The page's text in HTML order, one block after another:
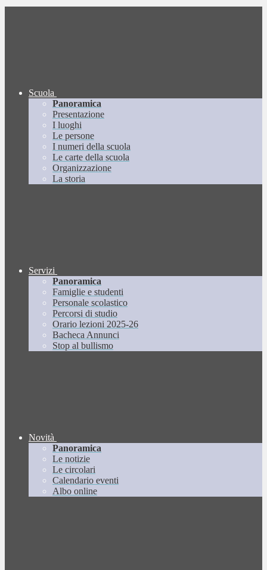
Scuola
Panoramica
Presentazione
I luoghi
Le persone
I numeri della scuola
Le carte della scuola
Organizzazione
La storia
Servizi
Panoramica
Famiglie e studenti
Personale scolastico
Percorsi di studio
Orario lezioni 2025-26
Bacheca Annunci
Stop al bullismo
Novità
Panoramica
Le notizie
Le circolari
Calendario eventi
Albo online